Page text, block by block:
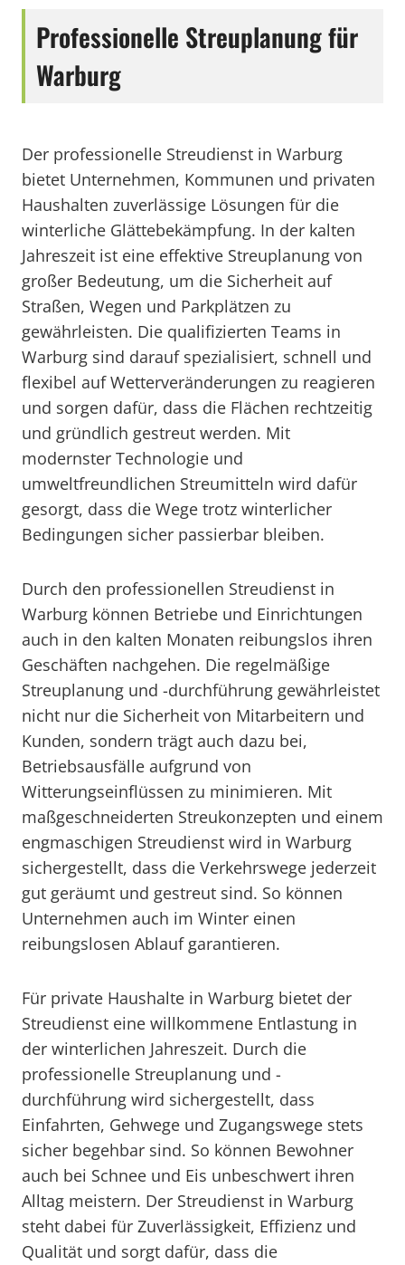
Professionelle Streuplanung für
Warburg
Der professionelle Streudienst in Warburg
bietet Unternehmen, Kommunen und privaten
Haushalten zuverlässige Lösungen für die
winterliche Glättebekämpfung. In der kalten
Jahreszeit ist eine effektive Streuplanung von
großer Bedeutung, um die Sicherheit auf
Straßen, Wegen und Parkplätzen zu
gewährleisten. Die qualifizierten Teams in
Warburg sind darauf spezialisiert, schnell und
flexibel auf Wetterveränderungen zu reagieren
und sorgen dafür, dass die Flächen rechtzeitig
und gründlich gestreut werden. Mit
modernster Technologie und
umweltfreundlichen Streumitteln wird dafür
gesorgt, dass die Wege trotz winterlicher
Bedingungen sicher passierbar bleiben.
Durch den professionellen Streudienst in
Warburg können Betriebe und Einrichtungen
auch in den kalten Monaten reibungslos ihren
Geschäften nachgehen. Die regelmäßige
Streuplanung und -durchführung gewährleistet
nicht nur die Sicherheit von Mitarbeitern und
Kunden, sondern trägt auch dazu bei,
Betriebsausfälle aufgrund von
Witterungseinflüssen zu minimieren. Mit
maßgeschneiderten Streukonzepten und einem
engmaschigen Streudienst wird in Warburg
sichergestellt, dass die Verkehrswege jederzeit
gut geräumt und gestreut sind. So können
Unternehmen auch im Winter einen
reibungslosen Ablauf garantieren.
Für private Haushalte in Warburg bietet der
Streudienst eine willkommene Entlastung in
der winterlichen Jahreszeit. Durch die
professionelle Streuplanung und -
durchführung wird sichergestellt, dass
Einfahrten, Gehwege und Zugangswege stets
sicher begehbar sind. So können Bewohner
auch bei Schnee und Eis unbeschwert ihren
Alltag meistern. Der Streudienst in Warburg
steht dabei für Zuverlässigkeit, Effizienz und
Qualität und sorgt dafür, dass die